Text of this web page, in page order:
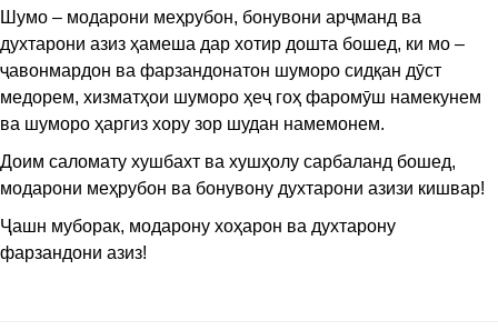
Шумо – модарони меҳрубон, бонувони арҷманд ва
духтарони азиз ҳамеша дар хотир дошта бошед, ки мо –
ҷавонмардон ва фарзандонатон шуморо сидқан дӯст
медорем, хизматҳои шуморо ҳеҷ гоҳ фаромӯш намекунем
ва шуморо ҳаргиз хору зор шудан намемонем.
Доим саломату хушбахт ва хушҳолу сарбаланд бошед,
модарони меҳрубон ва бонувону духтарони азизи кишвар!
Ҷашн муборак, модарону хоҳарон ва духтарону
фарзандони азиз!